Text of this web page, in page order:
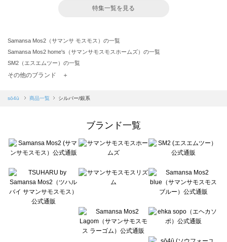
特集一覧を見る
Samansa Mos2（サマンサ モスモス）の一覧
Samansa Mos2 home's（サマンサモスモスホームズ）の一覧
SM2（エスエムツー）の一覧
TSUHARU by Samansa Mos2（ツハルバイサマンサモスモス）の一覧
Samansa Mos2 blue（サマンサモスモス ブルー）の一覧
Te chichi（テチチ）の一覧
Te chichi CLASSIC（テチチ クラシック）の一覧
Lugnoncure（ルノンキュール）の一覧
BETTY'S BLUE（べティーズブルー）の一覧
Wpc.（ワールドパーティー）の一覧
その他のブランド ＋
sō4ū 商品一覧 シルバー/銀系
ブランド一覧